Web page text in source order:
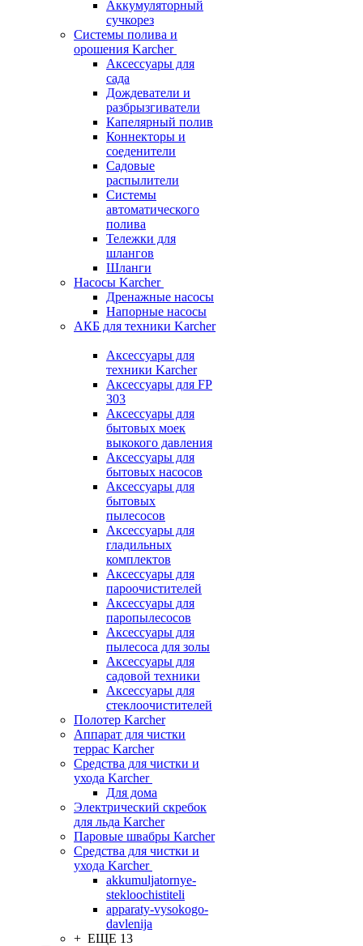
Аккумуляторный
сучкорез
Системы полива и
орошения Karcher
Аксессуары для
сада
Дождеватели и
разбрызгиватели
Капелярный полив
Коннекторы и
соеденители
Садовые
распылители
Системы
автоматического
полива
Тележки для
шлангов
Шланги
Насосы Karcher
Дренажные насосы
Напорные насосы
АКБ для техники Karcher
Аксессуары для
техники Karcher
Аксессуары для FP
303
Аксессуары для
бытовых моек
выкокого давления
Аксессуары для
бытовых насосов
Аксессуары для
бытовых
пылесосов
Аксессуары для
гладильных
комплектов
Аксессуары для
пароочистителей
Аксессуары для
паропылесосов
Аксессуары для
пылесоса для золы
Аксессуары для
садовой техники
Аксессуары для
стеклоочистителей
Полотер Karcher
Аппарат для чистки
террас Karcher
Средства для чистки и
ухода Karcher
Для дома
Электрический скребок
для льда Karcher
Паровые швабры Karcher
Средства для чистки и
ухода Karcher
akkumuljatornye-
stekloochistiteli
apparaty-vysokogo-
davlenija
+ ЕЩЕ 13